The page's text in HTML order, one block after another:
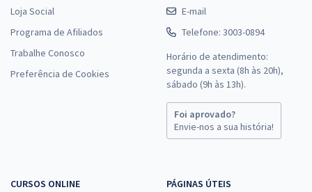
Loja Social
Programa de Afiliados
Trabalhe Conosco
Preferência de Cookies
E-mail
Telefone: 3003-0894
Horário de atendimento:
segunda a sexta (8h às 20h),
sábado (9h às 13h).
Foi aprovado?
Envie-nos a sua história!
CURSOS ONLINE
PÁGINAS ÚTEIS